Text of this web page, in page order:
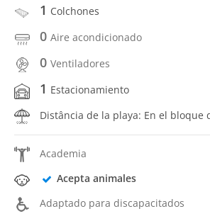
1 Colchones
0 Aire acondicionado
0 Ventiladores
1 Estacionamiento
Distância de la playa: En el bloque
Academia
Acepta animales
Adaptado para discapacitados